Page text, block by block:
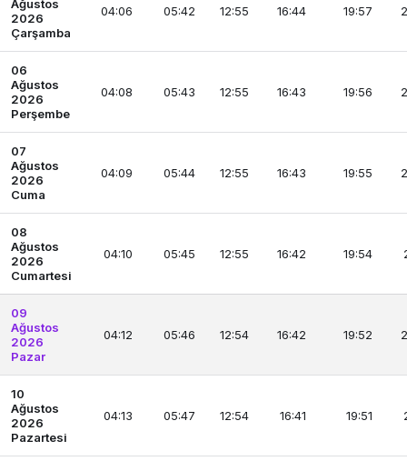
Ağustos
2026
Çarşamba
04:06 05:42 12:55 16:44 19:57
06
Ağustos
2026
Perşembe
04:08 05:43 12:55 16:43 19:56
07
Ağustos
2026
Cuma
04:09 05:44 12:55 16:43 19:55
08
Ağustos
2026
Cumartesi
04:10 05:45 12:55 16:42 19:54
09
Ağustos
2026
Pazar
04:12 05:46 12:54 16:42 19:52
10
Ağustos
2026
Pazartesi
04:13 05:47 12:54 16:41 19:51